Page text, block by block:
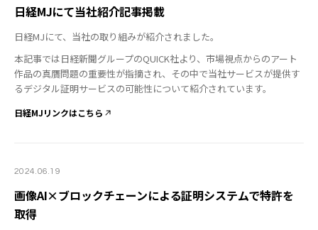
日経MJにて当社紹介記事掲載
日経MJにて、当社の取り組みが紹介されました。
本記事では日経新聞グループのQUICK社より、市場視点からのアート
作品の真贋問題の重要性が指摘され、その中で当社サービスが提供す
るデジタル証明サービスの可能性について紹介されています。
日経MJリンクはこちら
2024.06.19
画像AI×ブロックチェーンによる証明システムで特許を
取得